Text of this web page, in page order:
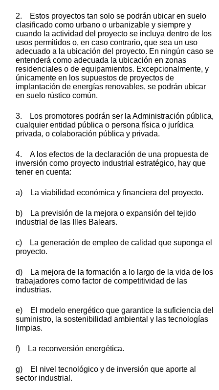
2. Estos proyectos tan solo se podrán ubicar en suelo
clasificado como urbano o urbanizable y siempre y
cuando la actividad del proyecto se incluya dentro de los
usos permitidos o, en caso contrario, que sea un uso
adecuado a la ubicación del proyecto. En ningún caso se
entenderá como adecuada la ubicación en zonas
residenciales o de equipamientos. Excepcionalmente, y
únicamente en los supuestos de proyectos de
implantación de energías renovables, se podrán ubicar
en suelo rústico común.
3. Los promotores podrán ser la Administración pública,
cualquier entidad pública o persona física o jurídica
privada, o colaboración pública y privada.
4. A los efectos de la declaración de una propuesta de
inversión como proyecto industrial estratégico, hay que
tener en cuenta:
a) La viabilidad económica y financiera del proyecto.
b) La previsión de la mejora o expansión del tejido
industrial de las Illes Balears.
c) La generación de empleo de calidad que suponga el
proyecto.
d) La mejora de la formación a lo largo de la vida de los
trabajadores como factor de competitividad de las
industrias.
e) El modelo energético que garantice la suficiencia del
suministro, la sostenibilidad ambiental y las tecnologías
limpias.
f) La reconversión energética.
g) El nivel tecnológico y de inversión que aporte al
sector industrial.